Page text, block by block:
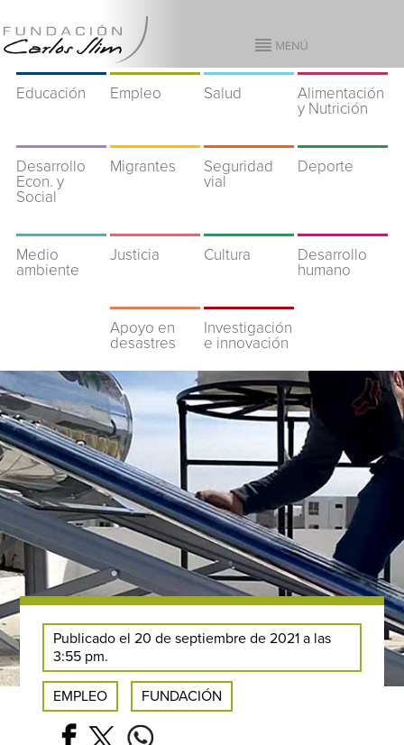
Educación Empleo Salud
Alimentación
y Nutrición
Desarrollo
Econ. y
Social
Migrantes
Seguridad
vial
Deporte
Medio
ambiente
Justicia Cultura
Desarrollo
humano
Apoyo en
desastres
Investigación
e innovación
Publicado el 20 de septiembre de 2021 a las
3:55 pm.
EMPLEO FUNDACIÓN